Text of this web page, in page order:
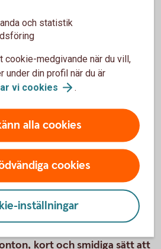
lösningar och ännu
kort och smidiga sätt att
och statistik
cookie-medgivande när du vill,
under din profil när du är
vi cookies .
alla cookies
cookies
inställningar